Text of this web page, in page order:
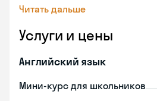
Читать дальше
Услуги и цены
Английский язык
Мини-курс для школьников